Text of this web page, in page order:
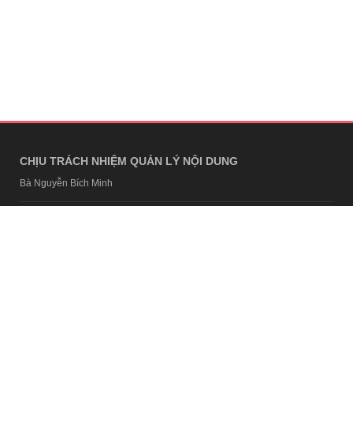
CHỊU TRÁCH NHIỆM QUẢN LÝ NỘI DUNG
Bà Nguyễn Bích Minh